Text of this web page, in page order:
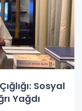
Sosyal
Yağdı